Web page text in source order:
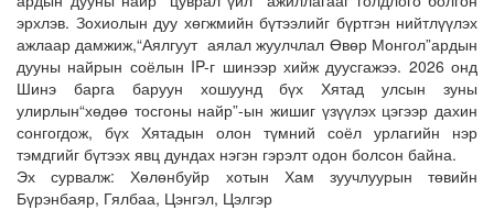
эрхлэв. Зохиолын дуу хөгжмийн бүтээлийг бүртгэн нийтлүүлэх
ажлаар дамжиж,“Аялгуут аялал жуулчлал Өвөр Монгол”ардын
дууны найрын соёлын IP-г шинээр хийж дуусгажээ. 2026 онд
Шинэ барга баруун хошуунд бүх Хятад улсын зуны
улирлын“хөдөө тосгоны найр”-ын жишиг үзүүлэх цэгээр дахин
сонгогдож, бүх Хятадын олон түмний соёл урлагийн нэр
тэмдгийг бүтээх явц дундах нэгэн гэрэлт одон болсон байна.
Эх сурвалж: Хөлөнбуйр хотын Хам зуучлуурын төвийн
Бүрэнбаяр, Гялбаа, Цэнгэл, Цэлгэр